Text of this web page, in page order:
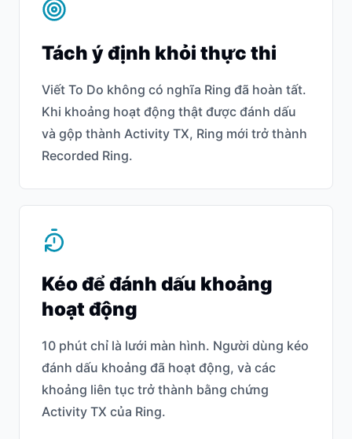
Tách ý định khỏi thực thi
Viết To Do không có nghĩa Ring đã hoàn tất.
Khi khoảng hoạt động thật được đánh dấu
và gộp thành Activity TX, Ring mới trở thành
Recorded Ring.
Kéo để đánh dấu khoảng
hoạt động
10 phút chỉ là lưới màn hình. Người dùng kéo
đánh dấu khoảng đã hoạt động, và các
khoảng liên tục trở thành bằng chứng
Activity TX của Ring.